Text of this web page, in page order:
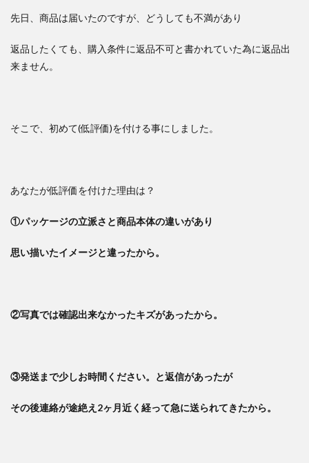
先日、商品は届いたのですが、どうしても不満があり
返品したくても、購入条件に返品不可と書かれていた為に返品出
来ません。
そこで、初めて(低評価)を付ける事にしました。
あなたが低評価を付けた理由は？
①パッケージの立派さと商品本体の違いがあり
思い描いたイメージと違ったから。
②写真では確認出来なかったキズがあったから。
③発送まで少しお時間ください。と返信があったが
その後連絡が途絶え2ヶ月近く経って急に送られてきたから。